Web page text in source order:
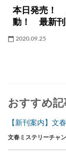
本日発売！
動！ 最新刊
2020.09.25
おすすめ記
【新刊案内】文
文春ミステリーチャ